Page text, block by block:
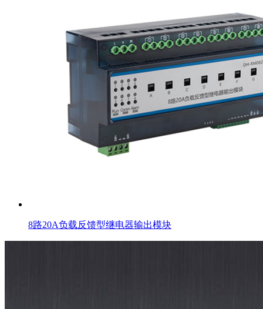
8路20A负载反馈型继电器输出模块